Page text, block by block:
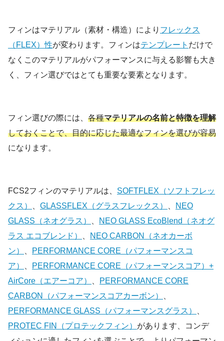
フィンはマテリアル（素材・構造）により フレックス
（FLEX）性が変わります。フィンはテンプレート だけで
なくこのマテリアルがパフォーマンスに与える影響も大き
く、フィン選びではとても重要な要素となります。
フィン選びの際には、 各種マテリアルの名前と特徴を理解
しておくことで、目的に応じた最適なフィンを選びが容易
になります。
FCS2フィンのマテリアルは、 SOFTFLEX（ソフトフレッ
クス）
GLASSFLEX（グラスフレックス）
NEO
GLASS（ネオグラス）
NEO GLASS EcoBlend（ネオグ
ラス エコブレンド）
NEO CARBON（ネオカーボ
ン）
PERFORMANCE CORE（パフォーマンスコ
ア）
PERFORMANCE CORE（パフォーマンスコア）+
AirCore（エアーコア）
PERFORMANCE CORE
CARBON（パフォーマンスコアカーボン）
PERFORMANCE GLASS（パフォーマンスグラス）
PROTEC FIN（プロテックフィン） があります、コンデ